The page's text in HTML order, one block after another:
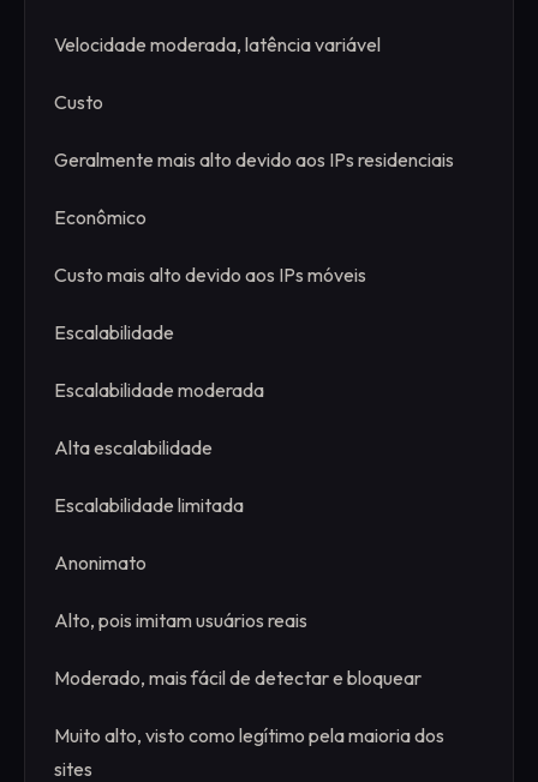
Velocidade moderada, latência variável
Custo
Geralmente mais alto devido aos IPs residenciais
Econômico
Custo mais alto devido aos IPs móveis
Escalabilidade
Escalabilidade moderada
Alta escalabilidade
Escalabilidade limitada
Anonimato
Alto, pois imitam usuários reais
Moderado, mais fácil de detectar e bloquear
Muito alto, visto como legítimo pela maioria dos
sites